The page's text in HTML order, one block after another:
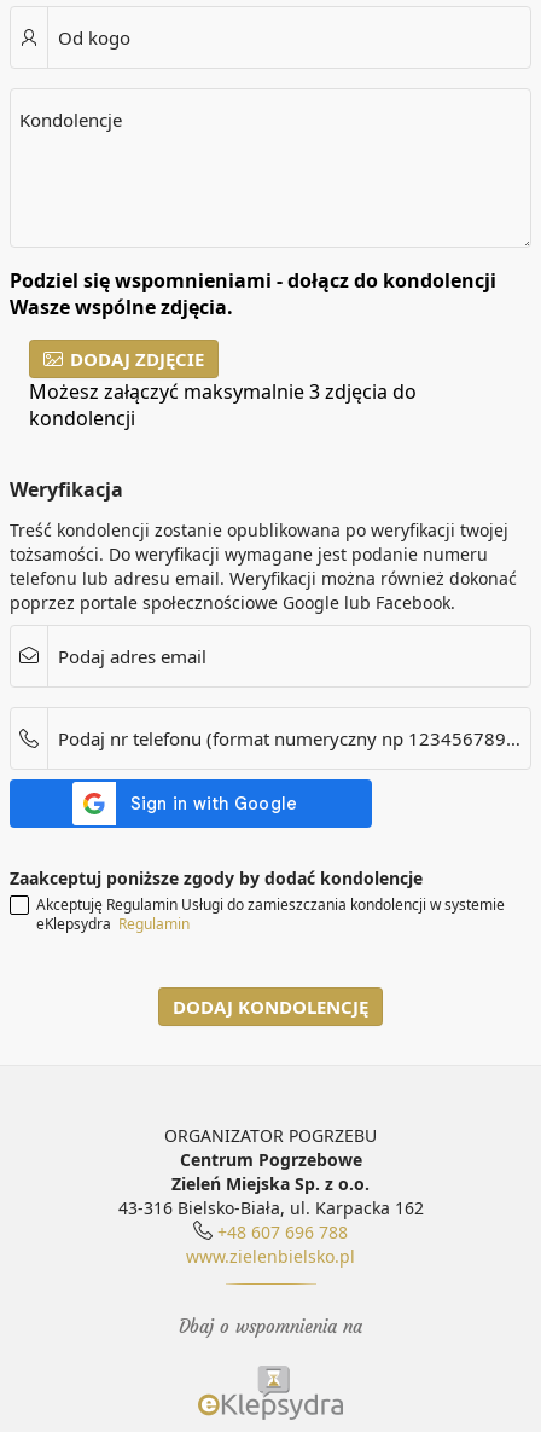
Od kogo
Kondolencje
Podziel się wspomnieniami - dołącz do kondolencji
Wasze wspólne zdjęcia.
DODAJ ZDJĘCIE
Możesz załączyć maksymalnie 3 zdjęcia do
kondolencji
Weryfikacja
Treść kondolencji zostanie opublikowana po weryfikacji twojej
tożsamości. Do weryfikacji wymagane jest podanie numeru
telefonu lub adresu email. Weryfikacji można również dokonać
poprzez portale społecznościowe Google lub Facebook.
Podaj adres email
Podaj nr telefonu (format numeryczny np 123456789). Dotyczy tylko numerów w Polsce.
Zaakceptuj poniższe zgody by dodać kondolencje
Akceptuję Regulamin Usługi do zamieszczania kondolencji w systemie
eKlepsydra Regulamin
DODAJ KONDOLENCJĘ
ORGANIZATOR POGRZEBU
Centrum Pogrzebowe
Zieleń Miejska Sp. z o.o.
43-316 Bielsko-Biała, ul. Karpacka 162
+48 607 696 788
www.zielenbielsko.pl
Dbaj o wspomnienia na